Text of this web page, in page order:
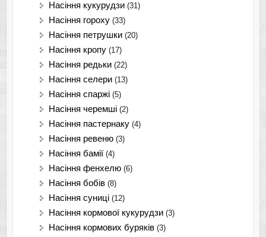
Насіння кукурудзи (31)
Насіння гороху (33)
Насіння петрушки (20)
Насіння кропу (17)
Насіння редьки (22)
Насіння селери (13)
Насіння спаржі (5)
Насіння черемші (2)
Насіння пастернаку (4)
Насіння ревеню (3)
Насіння бамії (4)
Насіння фенхелю (6)
Насіння бобів (8)
Насіння суниці (12)
Насіння кормової кукурудзи (3)
Насіння кормових буряків (3)